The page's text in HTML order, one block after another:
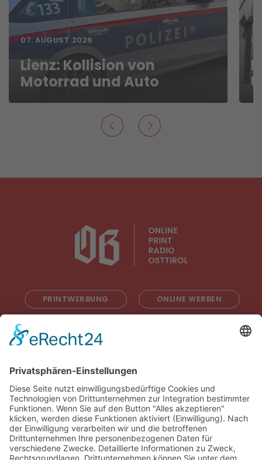
07. AUGUST 2026
Lienz: Kollision von
Motorrad und Auto
PRINTWERBUNG ONLINE WERBEN